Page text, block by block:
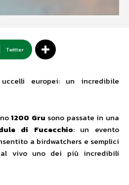
Twitter
europei: un incredibile
1200 Gru sono passate in una
di Fucecchio: un evento
a birdwatchers e semplici
vivo uno dei più incredibili